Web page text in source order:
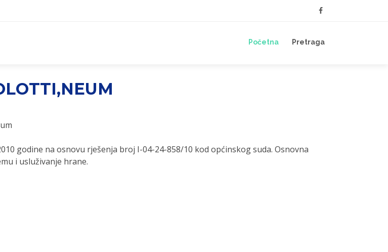
Početna Pretraga
godine na osnovu rješenja broj I-04-24-858/10 kod općinskog suda. Osnovna
i usluživanje hrane.